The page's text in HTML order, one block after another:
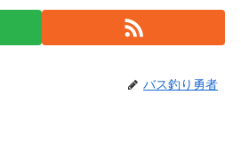
バス釣り勇者